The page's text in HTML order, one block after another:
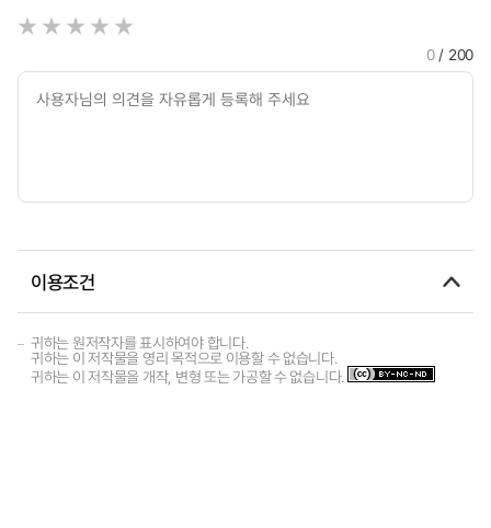
0/ 200
이용조건
귀하는 원저작자를 표시하여야 합니다.
귀하는 이 저작물을 영리 목적으로 이용할 수 없습니다.
귀하는 이 저작물을 개작, 변형 또는 가공할 수 없습니다.